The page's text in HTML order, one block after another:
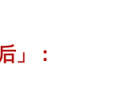
」：